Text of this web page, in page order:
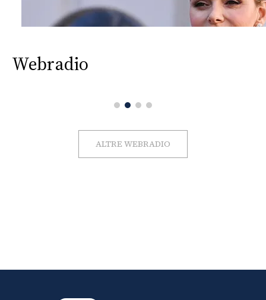
Webradio
ALTRE WEBRADIO